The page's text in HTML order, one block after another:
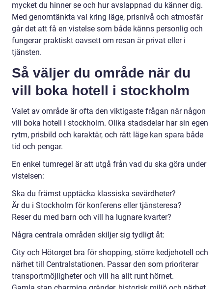
mycket du hinner se och hur avslappnad du känner dig.
Med genomtänkta val kring läge, prisnivå och atmosfär
går det att få en vistelse som både känns personlig och
fungerar praktiskt oavsett om resan är privat eller i
tjänsten.
Så väljer du område när du
vill boka hotell i stockholm
Valet av område är ofta den viktigaste frågan när någon
vill boka hotell i stockholm. Olika stadsdelar har sin egen
rytm, prisbild och karaktär, och rätt läge kan spara både
tid och pengar.
En enkel tumregel är att utgå från vad du ska göra under
vistelsen:
Ska du främst upptäcka klassiska sevärdheter?
Är du i Stockholm för konferens eller tjänsteresa?
Reser du med barn och vill ha lugnare kvarter?
Några centrala områden skiljer sig tydligt åt:
City och Hötorget bra för shopping, större kedjehotell och
närhet till Centralstationen. Passar den som prioriterar
transportmöjligheter och vill ha allt runt hörnet.